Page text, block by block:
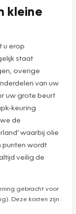
kleine
u erop
staat
overige
van uw
uw grote beurt
keuring
de
waarbij olie
punten wordt
veilig de
gebracht voor
Deze kosten zijn